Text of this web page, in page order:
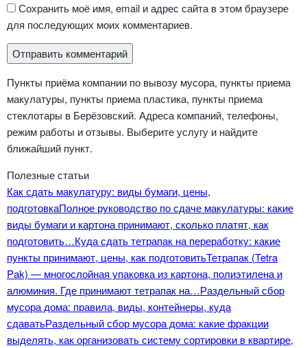
Сохранить моё имя, email и адрес сайта в этом браузере
для последующих моих комментариев.
Пункты приёма компании по вывозу мусора, пункты приема
макулатуры, пункты приема пластика, пункты приема
стеклотары в Берёзовский. Адреса компаний, телефоны,
режим работы и отзывы. Выберите услугу и найдите
ближайший пункт.
Полезные статьи
Как сдать макулатуру: виды бумаги, цены,
подготовкаПолное руководство по сдаче макулатуры: какие
виды бумаги и картона принимают, сколько платят, как
подготовить…Куда сдать тетрапак на переработку: какие
пункты принимают, цены, как подготовитьТетрапак (Tetra
Pak) — многослойная упаковка из картона, полиэтилена и
алюминия. Где принимают тетрапак на…Раздельный сбор
мусора дома: правила, виды, контейнеры, куда
сдаватьРаздельный сбор мусора дома: какие фракции
выделять, как организовать систему сортировки в квартире,